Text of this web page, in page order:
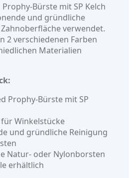
Bürste mit SP Kelch
und gründliche
verwendet.
2 verschiedenen Farben
Materialien
Prophy-Bürste mit SP
Winkelstücke
und gründliche Reinigung
Natur- oder Nylonborsten
erhältlich